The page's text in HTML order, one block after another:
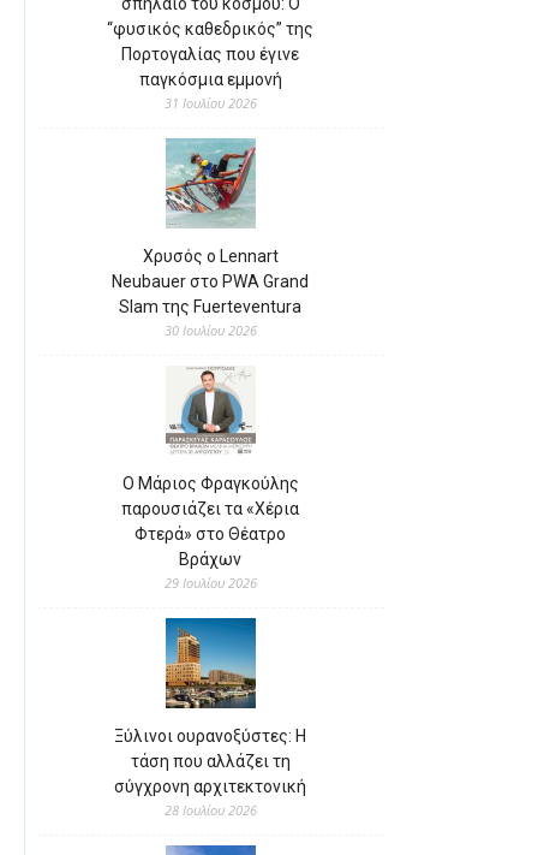
“φυσικός καθεδρικός” της
Πορτογαλίας που έγινε
παγκόσμια εμμονή
31 Ιουλίου 2026
Χρυσός ο Lennart
Neubauer στο PWA Grand
Slam της Fuerteventura
30 Ιουλίου 2026
Ο Μάριος Φραγκούλης
παρουσιάζει τα «Χέρια
Φτερά» στο Θέατρο
Βράχων
29 Ιουλίου 2026
Ξύλινοι ουρανοξύστες: Η
τάση που αλλάζει τη
σύγχρονη αρχιτεκτονική
28 Ιουλίου 2026